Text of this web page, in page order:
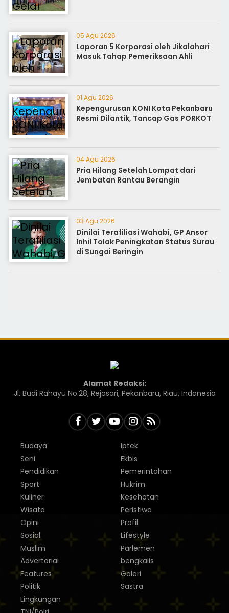
05 Agu 2026
Laporan 5 Korporasi oleh Jikalahari
Masuk Tahap Pemeriksaan Ahli
01 Agu 2026
Kepengurusan KONI Kota Pekanbaru
Resmi Dilantik, Tancap Gas PORKOT
04 Agu 2026
Pria Hilang Setelah Lompat dari
Jembatan Rantau Berangin
03 Agu 2026
Dinilai Terafiliasi Wahabi, GP Ansor
Inhil Tolak Peningkatan Status Surau
di Sungai Beringin
Alamat Redaksi:
Jl. Budi Rahayu No.28, Rejosari, Pekanbaru, Riau, Indonesia
Budaya
Seni
Pendidikan
Sport
Kuliner
Wisata
Iptek
Ekbis
Pemerintahan
Hukrim
Kesehatan
Peristiwa
Opini
Sosial
Muslim
Advertorial
Features
Politik
Profil
Lifestyle
Parlemen
bengkalis
Galeri
Sastra
Lingkungan